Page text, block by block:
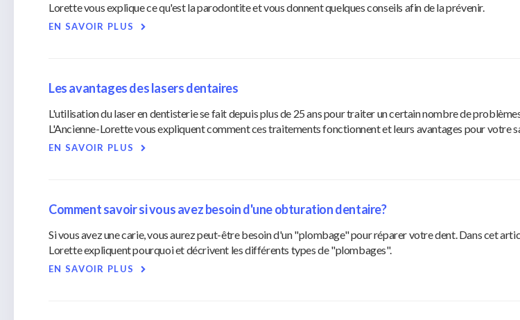
Lorette vous explique ce qu'est la parodontite et vous donnent quelques conseils afin de la prévenir.
EN SAVOIR PLUS
Les avantages des lasers dentaires
L'utilisation du laser en dentisterie se fait depuis plus de 25 ans pour traiter un certain nombre de
L'Ancienne-Lorette vous expliquent comment ces traitements fonctionnent et leurs avantages pour votre
EN SAVOIR PLUS
Comment savoir si vous avez besoin d'une obturation dentaire?
Si vous avez une carie, vous aurez peut-être besoin d'un "plombage" pour réparer votre dent. Dans cet
Lorette expliquent pourquoi et décrivent les différents types de "plombages".
EN SAVOIR PLUS